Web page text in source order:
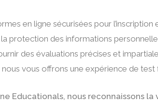
en ligne sécurisées pour
protection des informations
des évaluations précises et
vous offrons une expérience de
Educationals, nous reconnaissons